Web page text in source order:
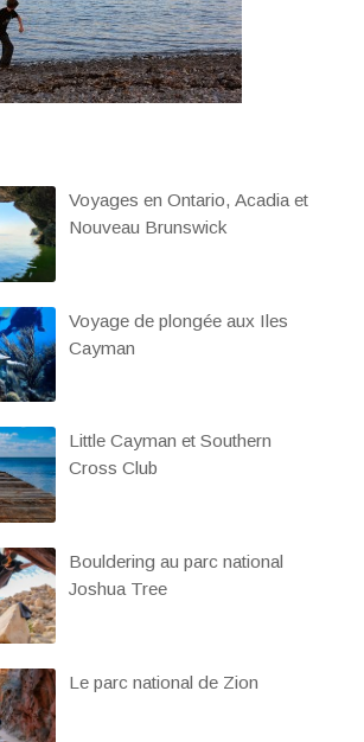
Voyages en Ontario, Acadia et
Nouveau Brunswick
Voyage de plongée aux Iles
Cayman
Little Cayman et Southern
Cross Club
Bouldering au parc national
Joshua Tree
Le parc national de Zion